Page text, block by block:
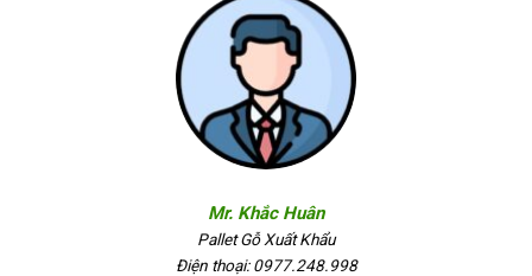
Mr. Khắc Huân
Pallet Gỗ Xuất Khẩu
Điện thoại: 0977.248.998